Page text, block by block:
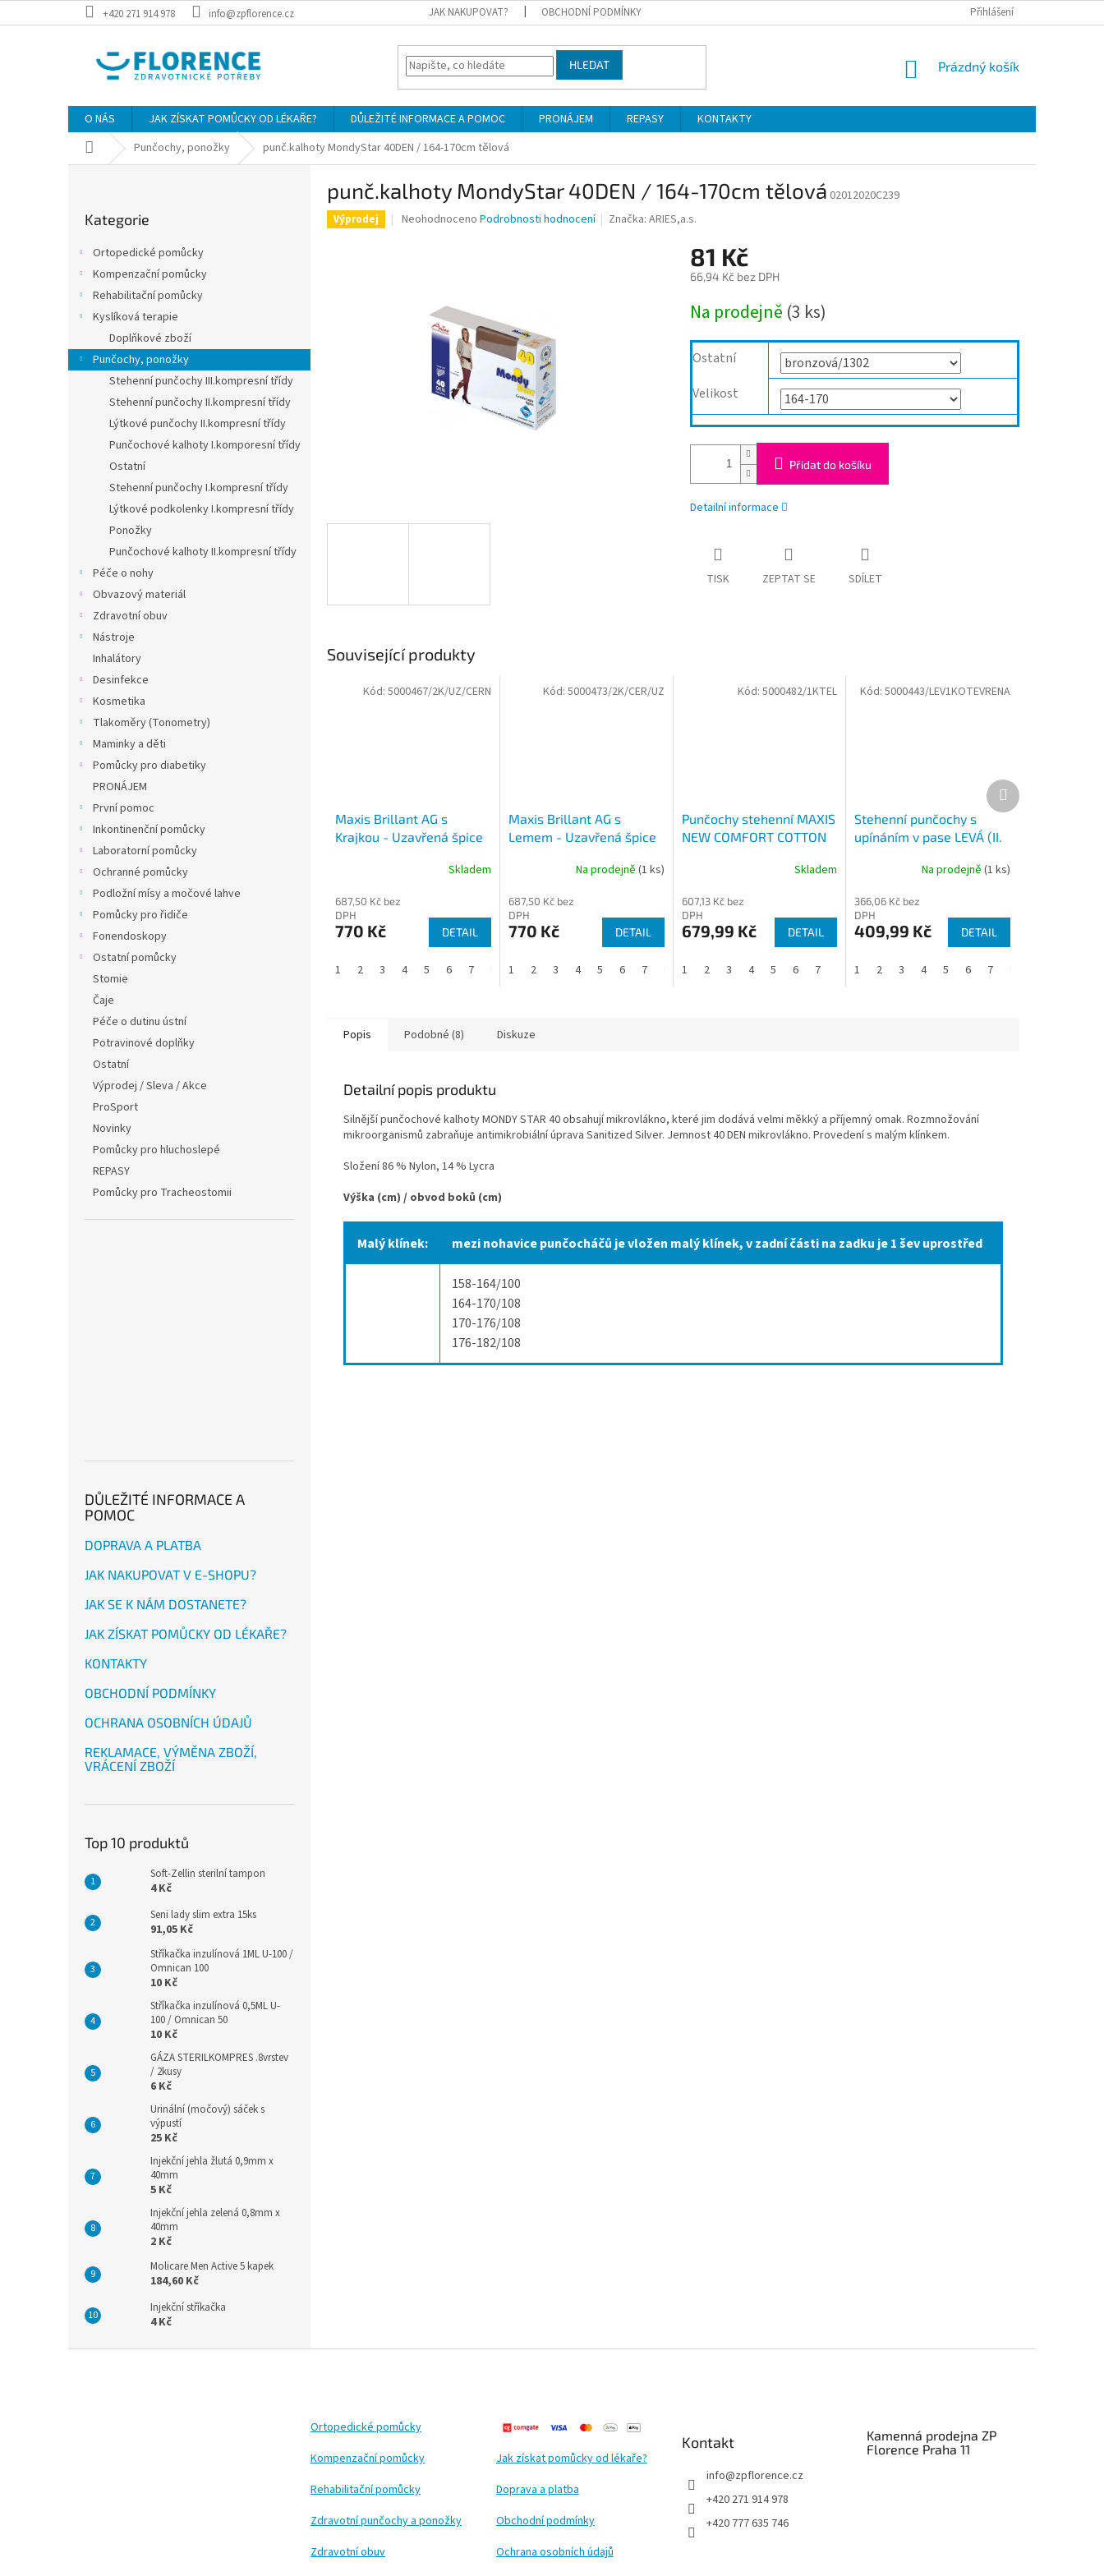
na
+420 271 914 978 info@zpflorence.cz JAK NAKUPOVAT? OBCHODNÍ PODMÍNKY Přihlášení
HLEDAT
NÁKUPNÍ
Prázdný košík
O NÁS JAK ZÍSKAT POMŮCKY OD LÉKAŘE? DŮLEŽITÉ INFORMACE A POMOC PRONÁJEM REPASY
KONTAKTY
Domů Punčochy, ponožky punč.kalhoty MondyStar 40DEN / 164-170cm tělová
a
n
kategorie
Kategorie
Ortopedické pomůcky
Kompenzační pomůcky
Rehabilitační pomůcky
Kyslíková terapie
Doplňkové zboží
Punčochy, ponožky
Stehenní punčochy III.kompresní třídy
Stehenní punčochy II.kompresní třídy
Lýtkové punčochy II.kompresní třídy
Punčochové kalhoty I.komporesní třídy
Ostatní
Stehenní punčochy I.kompresní třídy
Lýtkové podkolenky I.kompresní třídy
Ponožky
Punčochové kalhoty II.kompresní třídy
Péče o nohy
Obvazový materiál
Zdravotní obuv
Nástroje
Inhalátory
Desinfekce
Kosmetika
Tlakoměry (Tonometry)
Maminky a děti
Pomůcky pro diabetiky
PRONÁJEM
První pomoc
Inkontinenční pomůcky
Laboratorní pomůcky
Ochranné pomůcky
Podložní mísy a močové lahve
Pomůcky pro řidiče
Fonendoskopy
Ostatní pomůcky
Stomie
Čaje
Péče o dutinu ústní
Potravinové doplňky
Ostatní
Výprodej / Sleva / Akce
ProSport
Novinky
Pomůcky pro hluchoslepé
REPASY
Pomůcky pro Tracheostomii
DŮLEŽITÉ INFORMACE A
POMOC
DOPRAVA A PLATBA
JAK NAKUPOVAT V E-SHOPU?
JAK SE K NÁM DOSTANETE?
JAK ZÍSKAT POMŮCKY OD LÉKAŘE?
KONTAKTY
OBCHODNÍ PODMÍNKY
OCHRANA OSOBNÍCH ÚDAJŮ
REKLAMACE, VÝMĚNA ZBOŽÍ,
VRÁCENÍ ZBOŽÍ
Top 10 produktů
Soft-Zellin sterilní tampon
4 Kč
Seni lady slim extra 15ks
91,05 Kč
Stříkačka inzulínová 1ML U-100 /
Omnican 100
10 Kč
Stříkačka inzulínová 0,5ML U-
100 / Omnican 50
10 Kč
GÁZA STERILKOMPRES .8vrstev
/ 2kusy
6 Kč
Urinální (močový) sáček s
výpustí
25 Kč
Injekční jehla žlutá 0,9mm x
40mm
5 Kč
Injekční jehla zelená 0,8mm x
40mm
2 Kč
Molicare Men Active 5 kapek
184,60 Kč
Injekční stříkačka
4 Kč
punč.kalhoty MondyStar 40DEN / 164-170cm tělová 02012020C239
Výprodej
Průměrné
hvězdiček.
Neohodnoceno Podrobnosti hodnocení Značka:ARIES,a.s.
81 Kč
66,94 Kč bez DPH
cena:
Na prodejně (3 ks)
Ostatní
Velikost
Přidat do košíku
Detailní informace
TISK ZEPTAT SE SDÍLET
Související produkty
Maxis Brillant AG s
Krajkou - Uzavřená špice
Skladem
687,50 Kč bez
DPH
770 Kč DETAIL
1 2 3 4 5 6 7 8
Kód: 5000467/2K/UZ/CERN
Maxis Brillant AG s
Lemem - Uzavřená špice
Na prodejně (1 ks)
687,50 Kč bez
DPH
770 Kč DETAIL
1 2 3 4 5 6 7 8
Kód: 5000473/2K/CER/UZ
Punčochy stehenní MAXIS
NEW COMFORT COTTON
Skladem
607,13 Kč bez
DPH
679,99 Kč DETAIL
1 2 3 4 5 6 7
Kód:5000482/1KTEL
Stehenní punčochy s
upínáním v pase LEVÁ (II.
Na prodejně (1 ks)
366,06 Kč bez
DPH
409,99 Kč DETAIL
1 2 3 4 5 6 7 8
Kód: 5000443/LEV1KOTEVRENA
Další
produkt
Popis Podobné (8) Diskuze
Detailní popis produktu
Silnější punčochové kalhoty MONDY STAR 40 obsahují mikrovlákno, které jim dodává velmi měkký a příjemný omak. Rozmnožování
mikroorganismů zabraňuje antimikrobiální úprava Sanitized Silver. Jemnost 40 DEN mikrovlákno. Provedení s malým klínkem.
Složení 86 % Nylon, 14 % Lycra
Výška (cm) / obvod boků (cm)
Malý klínek: mezi nohavice punčocháčů je vložen malý klínek, v zadní části na zadku je 1 šev uprostřed
158-164/100
164-170/108
170-176/108
176-182/108
Ortopedické pomůcky
Kompenzační pomůcky
Rehabilitační pomůcky
Zdravotní punčochy a ponožky
Zdravotní obuv
Jak získat pomůcky od lékaře?
Doprava a platba
Obchodní podmínky
Ochrana osobních údajů
Kontakt
info@zpflorence.cz
+420 271 914 978
+420 777 635 746
Kamenná prodejna ZP
Florence Praha 11